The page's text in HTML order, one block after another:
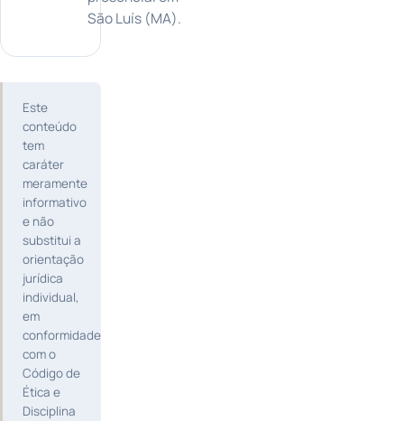
São Luís (MA).
Este
conteúdo
tem
caráter
meramente
informativo
e não
substitui a
orientação
jurídica
individual,
em
conformidade
com o
Código de
Ética e
Disciplina